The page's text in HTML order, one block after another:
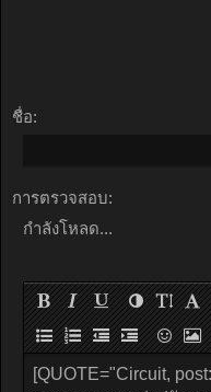
ชื่อ:
การตรวจสอบ:
กำลังโหลด...